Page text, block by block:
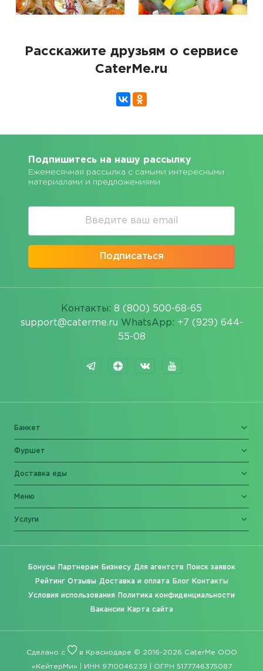
Расскажите друзьям о сервисе
CaterMe.ru
Подпишитесь на нашу рассылку
Ежемесячная рассылка с самыми интересными
материалами и предложениями
Подписаться
Контакты: 8 (800) 500-68-65
support@caterme.ru WhatsApp: +7 (929) 644-
55-08
Банкет
Фуршет
Доставка еды
Меню
Услуги
Бонусы Партнерам Бизнесу Для агентств Поиск заявок
Рейтинг Отзывы Доставка и оплата Блог Контакты
Условия использования Политика конфиденциальности
Вакансии Карта сайта
Сделано с в Краснодаре © 2016-2026 CaterMe ООО
«КейтерМи» | ИНН 9710046239 | ОГРН 5177746375087